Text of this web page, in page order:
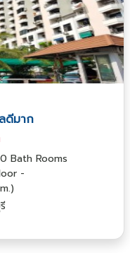
ดีมาก
Bath Rooms
-